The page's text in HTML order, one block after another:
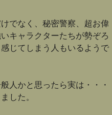
でなく、秘密警察、超お偉
キャラクターたちが勢ぞろ
じてしまう人もいるようで
人かと思ったら実は・・・
した。